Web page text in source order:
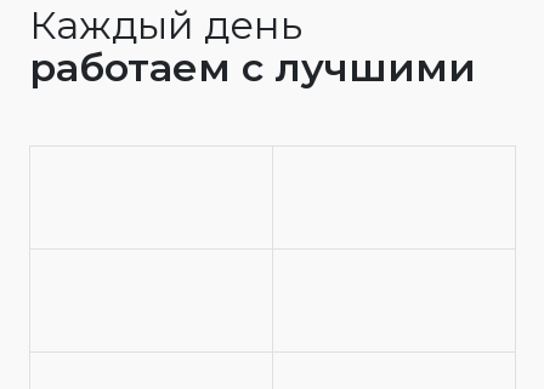
Каждый день
работаем с лучшими